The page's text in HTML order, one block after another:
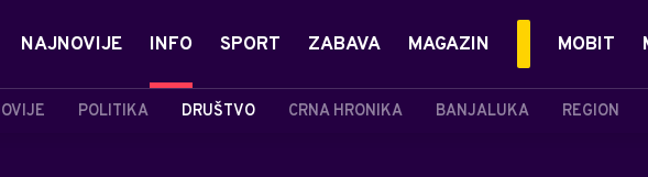
NAJNOVIJE INFO
POLITIKA DRUŠTVO CRNA HRONIKA BANJALUKA REGION
SPORT ZABAVA MAGAZIN MOBIT